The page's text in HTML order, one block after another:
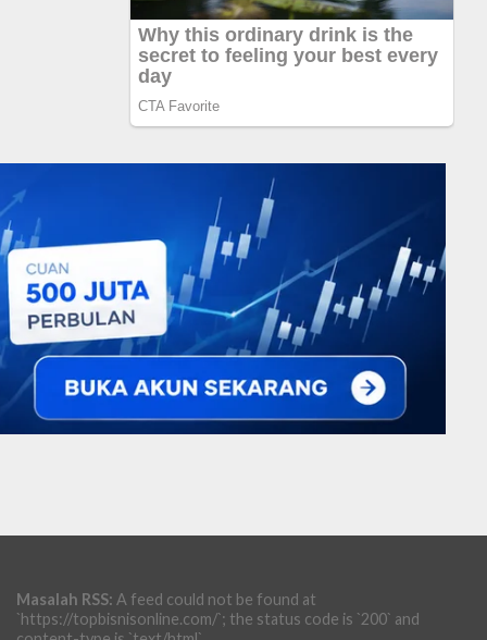
Masalah RSS: A feed could not be found at
`https://topbisnisonline.com/`; the status code is `200` and